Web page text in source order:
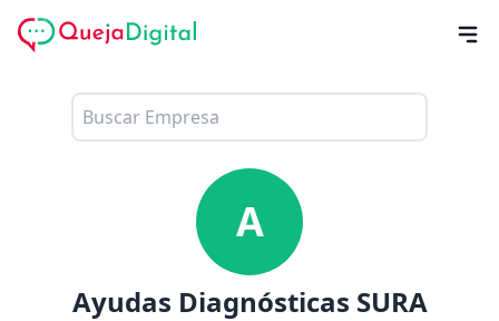
A
Ayudas Diagnósticas SURA